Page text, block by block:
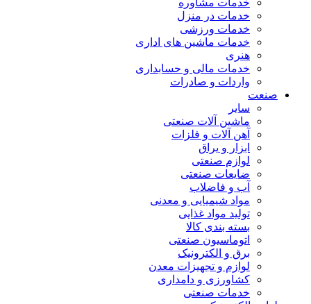
خدمات مشاوره
خدمات در منزل
خدمات ورزشی
خدمات ماشین های اداری
هنری
خدمات مالی و حسابداری
واردات و صادرات
صنعت
سایر
ماشین آلات صنعتی
آهن آلات و فلزات
ابزار و یراق
لوازم صنعتی
ضایعات صنعتی
آب و فاضلاب
مواد شیمیایی و معدنی
تولید مواد غذایی
بسته بندی کالا
اتوماسیون صنعتی
برق و الکترونیک
لوازم و تجهیزات معدن
کشاورزی و دامداری
خدمات صنعتی